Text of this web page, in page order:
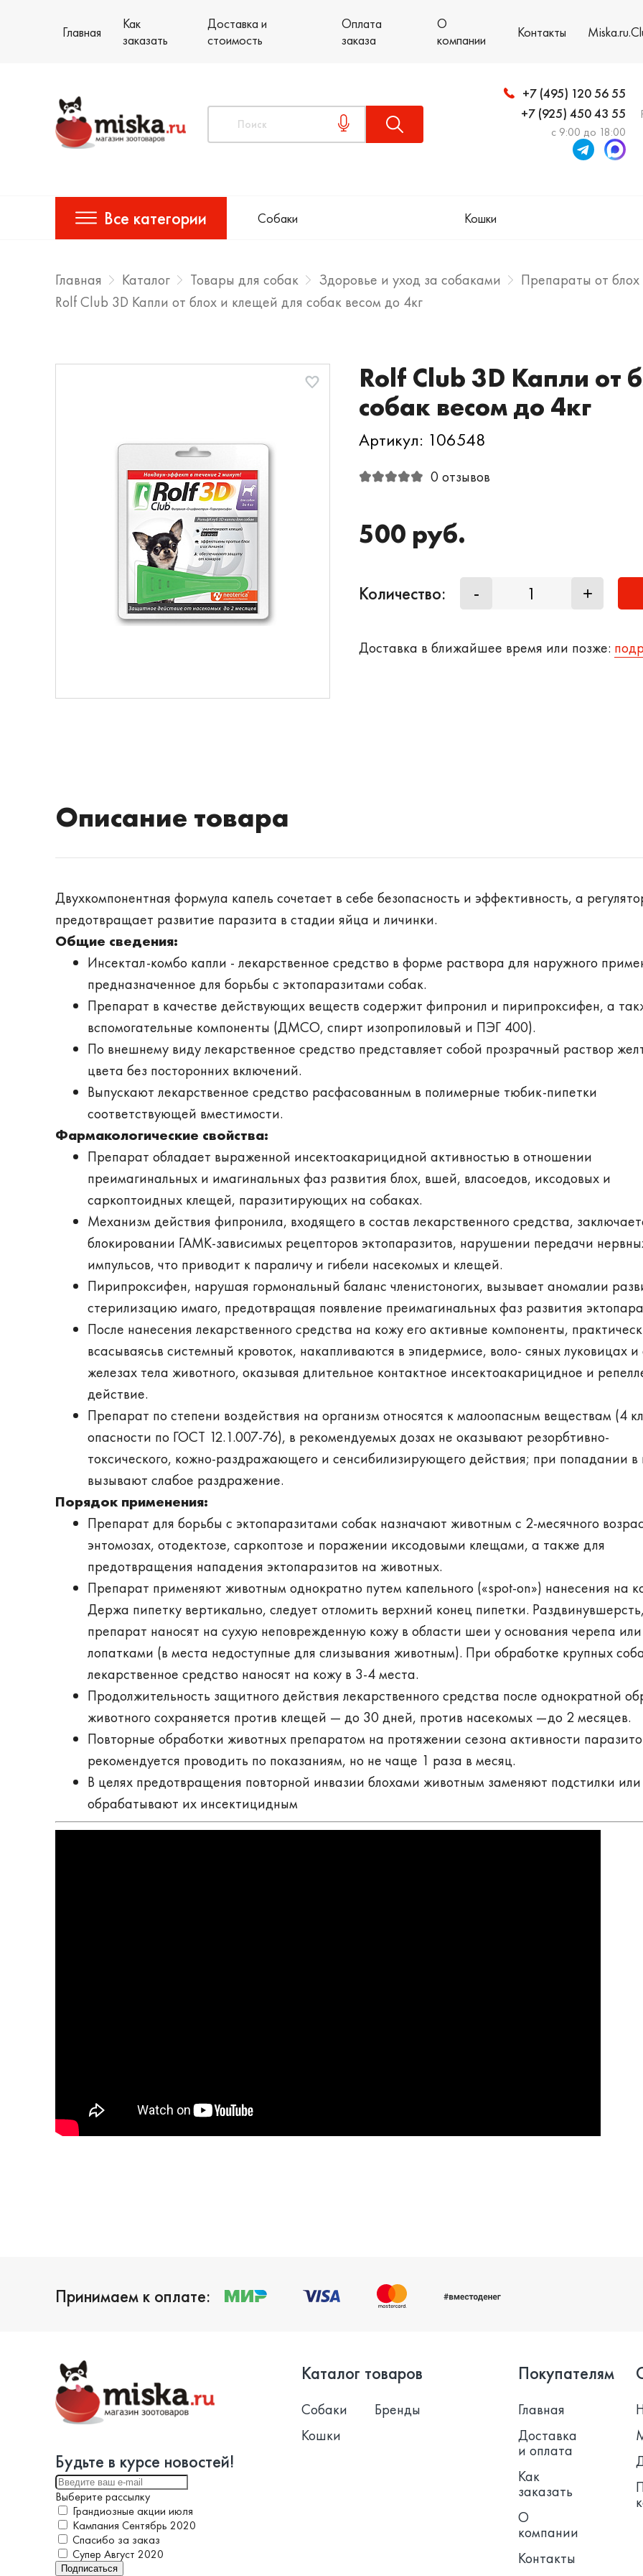
Главная
Как
заказать
Доставка и
стоимость
Оплата
заказа
О
компании
Контакты
+7 (495) 120 56 55
+7 (925) 450 43 55
с 9:00 до 18:00
Все категории Собаки Кошки
Главная Каталог Товары для собак Здоровье и уход за собаками Препараты от
Rolf Club 3D Капли от блох и клещей для собак весом до 4кг
Rolf Club 3D Капли от
собак весом до 4кг
Артикул: 106548
0 отзывов
500 руб.
Количество: - +
Доставка в ближайшее время или позже:
Описание товара
Двухкомпонентная формула капель сочетает в себе безопасность и эффективность, а
предотвращает развитие паразита в стадии яйца и личинки.
Общие сведения:
Инсектал-комбо капли - лекарственное средство в форме раствора для наружного
предназначенное для борьбы с эктопаразитами собак.
Препарат в качестве действующих веществ содержит фипронил и пирипроксифен, а
вспомогательные компоненты (ДМСО, спирт изопропиловый и ПЭГ 400).
По внешнему виду лекарственное средство представляет собой прозрачный раствор
цвета без посторонних включений.
Выпускают лекарственное средство расфасованным в полимерные тюбик-пипетки
соответствующей вместимости.
Фармакологические свойства:
Препарат обладает выраженной инсектоакарицидной активностью в отношении
преимагинальных и имагинальных фаз развития блох, вшей, власоедов, иксодовых и
саркоптоидных клещей, паразитирующих на собаках.
Механизм действия фипронила, входящего в состав лекарственного средства,
блокировании ГАМК-зависимых рецепторов эктопаразитов, нарушении передачи
импульсов, что приводит к параличу и гибели насекомых и клещей.
Пирипроксифен, нарушая гормональный баланс членистоногих, вызывает аномалии
стерилизацию имаго, предотвращая появление преимагинальных фаз развития
После нанесения лекарственного средства на кожу его активные компоненты,
всасываясьв системный кровоток, накапливаются в эпидермисе, воло- сяных луковицах и
железах тела животного, оказывая длительное контактное инсектоакарицидное и
действие.
Препарат по степени воздействия на организм относятся к малоопасным веществам (4
опасности по ГОСТ 12.1.007-76), в рекомендуемых дозах не оказывают резорбтивно-
токсического, кожно-раздражающего и сенсибилизирующего действия; при попадании в
вызывают слабое раздражение.
Порядок применения:
Препарат для борьбы с эктопаразитами собак назначают животным с 2-месячного
энтомозах, отодектозе, саркоптозе и поражении иксодовыми клещами, а также для
предотвращения нападения эктопаразитов на животных.
Препарат применяют животным однократно путем капельного («spot-on») нанесения на
Держа пипетку вертикально, следует отломить верхний конец пипетки. Раздвинувшерсть,
препарат наносят на сухую неповрежденную кожу в области шеи у основания черепа
лопатками (в места недоступные для слизывания животным). При обработке крупных
лекарственное средство наносят на кожу в 3-4 места.
Продолжительность защитного действия лекарственного средства после однократной
животного сохраняется против клещей — до 30 дней, против насекомых —до 2 месяцев.
Повторные обработки животных препаратом на протяжении сезона активности
рекомендуется проводить по показаниям, но не чаще 1 раза в месяц.
В целях предотвращения повторной инвазии блохами животным заменяют подстилки или
обрабатывают их инсектицидным
Принимаем к оплате:
Будьте в курсе новостей!
Выберите рассылку
Грандиозные акции июля
Кампания Сентябрь 2020
Спасибо за заказ
Супер Август 2020
Подписаться
Каталог товаров
Собаки
Кошки
Бренды
Покупателям
Главная
Доставка
и оплата
Как
заказать
О
компании
Контакты